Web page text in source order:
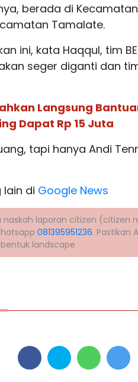
berada di
Tamalate.
ini, kata Haqqul, tim
seger diganti dan
Langsung
Dapat Rp 15 Juta
tapi hanya Andi
lain di Google News
laporan citizen (citizen
081395951236. Pastikan
landscape